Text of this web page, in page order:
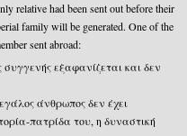
relative had been sent out before their
family will be generated. One of the
sent abroad:
εξαφανίζεται και δεν
άνθρωπος δεν έχει
πατρίδα του, η δυναστική